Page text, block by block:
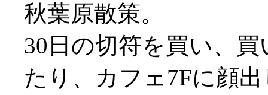
秋葉原散策。
30日の切符を買い、
たり、カフェ7Fに顔